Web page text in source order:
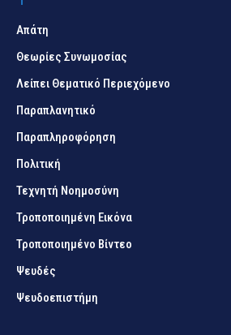
Απάτη
Θεωρίες Συνωμοσίας
Λείπει Θεματικό Περιεχόμενο
Παραπλανητικό
Παραπληροφόρηση
Πολιτική
Τεχνητή Νοημοσύνη
Τροποποιημένη Εικόνα
Τροποποιημένο Βίντεο
Ψευδές
Ψευδοεπιστήμη